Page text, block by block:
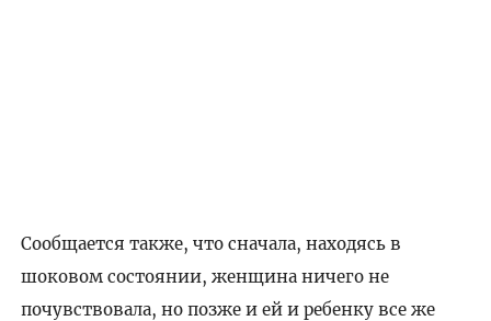
Сообщается также, что сначала, находясь в
шоковом состоянии, женщина ничего не
почувствовала, но позже и ей и ребенку все же